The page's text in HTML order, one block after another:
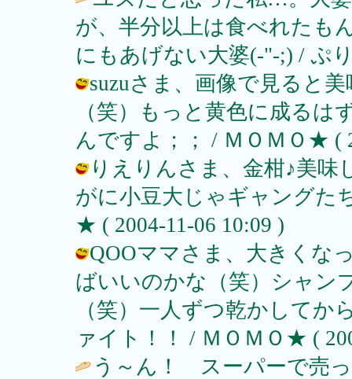
が、半分以上は食べれたも
にもあげない大婆(-"-;) / ぷ
suzuさま、画像で見ると
（笑）もっと黄色に成る
んですよ；； / ＭＯＭＯ★ (
りえりんさま、金柑♪美味
がに小豆大じゃギャングた
★ ( 2004-11-06 10:09 )
QOOママさま、大きくな
ばいいのかな（笑）シャン
（笑）一人ずつ乾かして
ァイト！！ / ＭＯＭＯ★ (
う～ん！ スーパーで売